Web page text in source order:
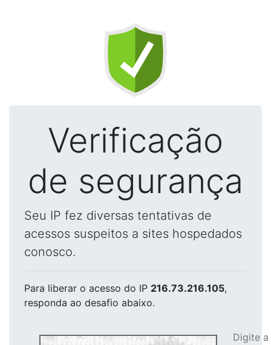
Verificação
de segurança
Seu IP fez diversas tentativas de
acessos suspeitos a sites hospedados
conosco.
Para liberar o acesso do IP 216.73.216.105,
responda ao desafio abaixo.
Digite